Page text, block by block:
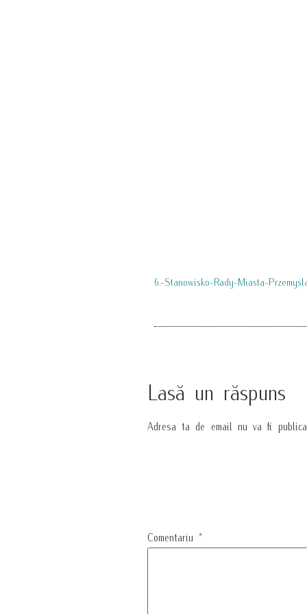
6.-Stanowisko-Rady-Miasta-
Lasă un răspuns
Adresa ta de email nu va fi
Comentariu *